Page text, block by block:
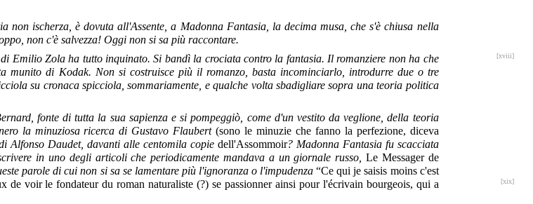
ischerza, è dovuta all'Assente, a Madonna Fantasia, la decima musa, che s'è chiusa nella
non c'è salvezza! Oggi non si sa più raccontare.
di Emilio Zola ha tutto inquinato.
[xviii]
Si bandì la crociata contro la fantasia. Il romanziere non ha che
munito di Kodak. Non si costruisce più il romanzo, basta incominciarlo, introdurre due o tre
su cronaca spicciola, sommariamente, e qualche volta sbadigliare sopra una teoria politica
fonte di tutta la sua sapienza e si pompeggiò, come d'un vestito da veglione, della teoria
la minuziosa ricerca di Gustavo Flaubert(sono le minuzie che fanno la perfezione, diceva
Alfonso Daudet, davanti alle centomila copie dell'Assommoir? Madonna Fantasia fu scacciata
in uno degli articoli che periodicamente mandava a un giornale russo, Le Messager de
parole di cui non si sa se lamentare più l'ignoranza o l'impudenza“Ce qui je saisis moins c'est
de voir
[xix]
le fondateur du roman naturaliste (?) se passionner ainsi pour l'écrivain bourgeois, qui a